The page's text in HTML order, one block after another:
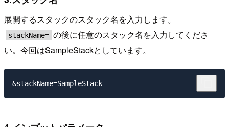
展開するスタックのスタック名を入力します。
stackName= の後に任意のスタック名を入力してくださ
い。今回はSampleStackとしています。